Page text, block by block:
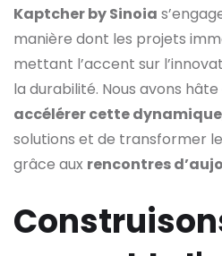
Kaptcher by Sinoia
manière dont les projets
mettant l’accent sur
la durabilité. Nous avons
accélérer cette dynamique
solutions et de transformer
grâce aux rencontres